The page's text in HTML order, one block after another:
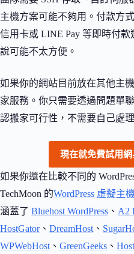
主機方案可能不夠用。付款方
信用卡或 LINE Pay 等即時付
說可能不太方便。
如果你的網站目前放在其他主
家服務。你只需要透過問題單
認搬家可行性，不需要自己處
現在就免費試用
如果你還在比較不同的
TechMoon 的WordPress 虛擬主
涵蓋了 Bluehost WordPress 、 A2
HostGator、 DreamHost 、
WPWebHost 、 GreenGeeks 、